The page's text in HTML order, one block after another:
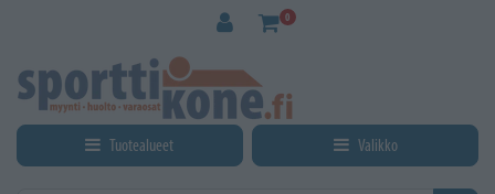
0
Tuotealueet Valikko